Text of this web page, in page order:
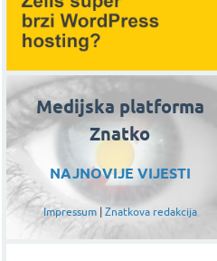
Medijska platforma
Znatko
NAJNOVIJE VIJESTI
Impressum| Znatkova redakcija